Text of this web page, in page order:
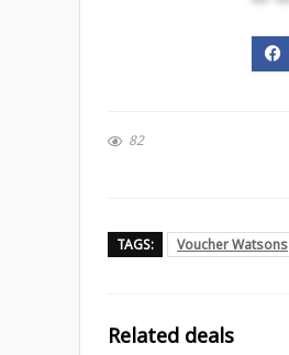
82
TAGS: Voucher Watsons
Related deals